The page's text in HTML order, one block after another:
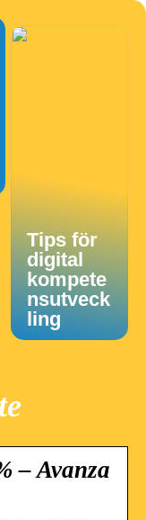
Tips för
digital
kompete
nsutveck
ling
– Avanza